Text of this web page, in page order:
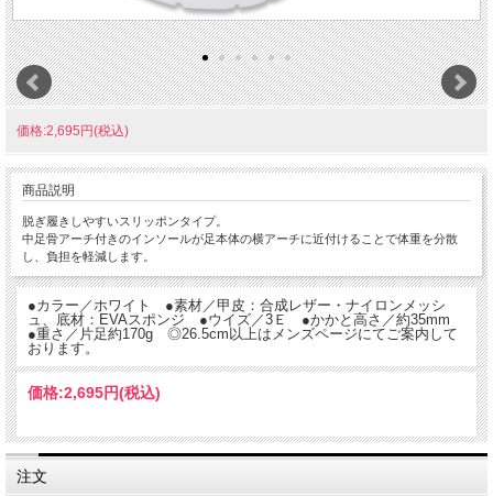
価格:2,695円(税込)
商品説明
脱ぎ履きしやすいスリッポンタイプ。
中足骨アーチ付きのインソールが足本体の横アーチに近付けることで体重を分散
し、負担を軽減します。
●カラー／ホワイト ●素材／甲皮：合成レザー・ナイロンメッシ
ュ、底材：EVAスポンジ ●ウイズ／3Ｅ ●かかと高さ／約35mm
●重さ／片足約170g ◎26.5cm以上はメンズページにてご案内して
おります。
価格:2,695円(税込)
注文